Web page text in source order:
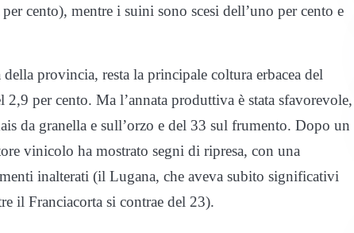
cento), mentre i suini sono scesi dell’uno per cento e
provincia, resta la principale coltura erbacea del
per cento. Ma l’annata produttiva è stata sfavorevole,
da granella e sull’orzo e del 33 sul frumento. Dopo un
vinicolo ha mostrato segni di ripresa, con una
inalterati (il Lugana, che aveva subito significativi
il Franciacorta si contrae del 23).